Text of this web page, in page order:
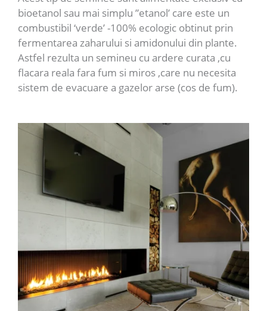
bioetanol sau mai simplu ”etanol’ care este un
combustibil ‘verde’ -100% ecologic obtinut prin
fermentarea zaharului si amidonului din plante.
Astfel rezulta un semineu cu ardere curata ,cu
flacara reala fara fum si miros ,care nu necesita
sistem de evacuare a gazelor arse (cos de fum).